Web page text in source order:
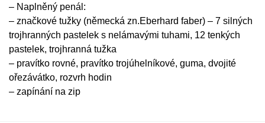
– Naplněný penál:
– značkové tužky (německá zn.Eberhard faber) – 7 silných
trojhranných pastelek s nelámavými tuhami, 12 tenkých
pastelek, trojhranná tužka
– pravítko rovné, pravítko trojúhelníkové, guma, dvojité
ořezávátko, rozvrh hodin
– zapínání na zip